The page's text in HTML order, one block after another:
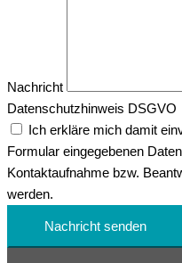
Nachricht
Datenschutzhinweis DSGVO
Ich erkläre mich damit
Formular eingegebenen
Kontaktaufnahme bzw.
werden.
Nachricht senden